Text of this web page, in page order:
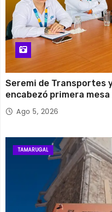
Seremi de Transportes
encabezó primera
retiro de cables en
Ago 5, 2026
TAMARUGAL